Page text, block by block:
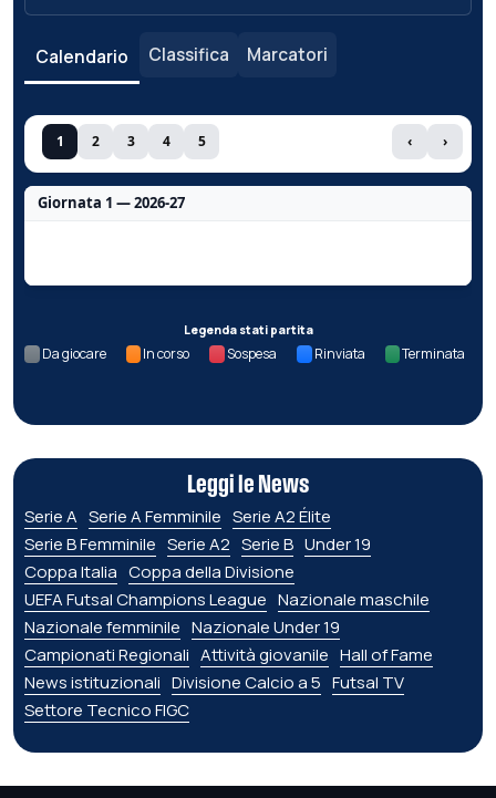
Calendario Classifica Marcatori
1 2 3 4 5 ‹ ›
Giornata 1 — 2026-27
Legenda stati partita
Da giocare In corso Sospesa Rinviata Terminata
Leggi le News
Serie A Serie A Femminile Serie A2 Élite
Serie B Femminile Serie A2 Serie B Under 19
Coppa Italia Coppa della Divisione
UEFA Futsal Champions League Nazionale maschile
Nazionale femminile Nazionale Under 19
Campionati Regionali Attività giovanile Hall of Fame
News istituzionali Divisione Calcio a 5 Futsal TV
Settore Tecnico FIGC